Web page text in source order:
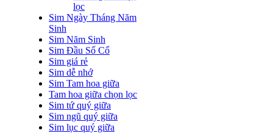
lọc
Sim Ngày Tháng Năm
Sinh
Sim Năm Sinh
Sim Đầu Số Cổ
Sim giá rẻ
Sim dễ nhớ
Sim Tam hoa giữa
Tam hoa giữa chọn lọc
Sim tứ quý giữa
Sim ngũ quý giữa
Sim lục quý giữa